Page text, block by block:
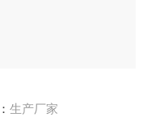
生产厂家